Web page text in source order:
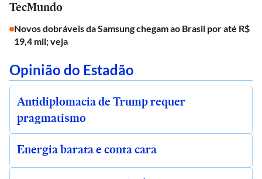
TecMundo
Novos dobráveis da Samsung chegam ao Brasil por até R$
19,4 mil; veja
Opinião do Estadão
Antidiplomacia de Trump requer
pragmatismo
Energia barata e conta cara